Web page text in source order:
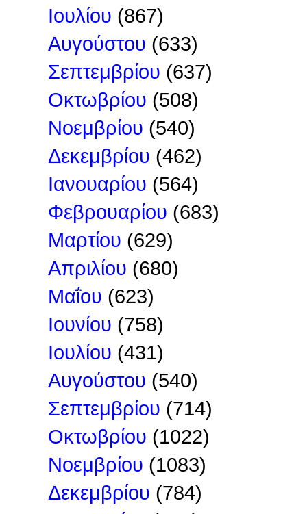
Ιουλίου (867)
Αυγούστου (633)
Σεπτεμβρίου (637)
Οκτωβρίου (508)
Νοεμβρίου (540)
Δεκεμβρίου (462)
Ιανουαρίου (564)
Φεβρουαρίου (683)
Μαρτίου (629)
Απριλίου (680)
Μαΐου (623)
Ιουνίου (758)
Ιουλίου (431)
Αυγούστου (540)
Σεπτεμβρίου (714)
Οκτωβρίου (1022)
Νοεμβρίου (1083)
Δεκεμβρίου (784)